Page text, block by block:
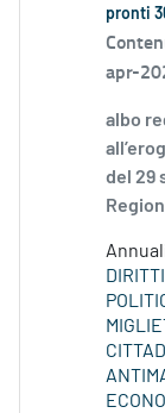
pronti
apr-
albo
del 29